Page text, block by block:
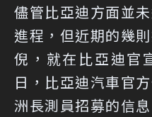
儘管比亞迪方面並
進程，但近期的幾
倪，就在比亞迪官
日，比亞迪汽車官
洲長測員招募的信